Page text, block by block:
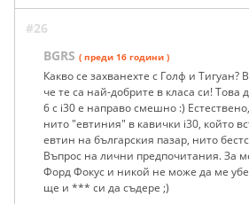
#26
BGRS ( преди 16 години )
Какво се захванехте с Голф и Тигуан?
че те са най-добрите в класа си! Това
6 с i30 е направо смешно :)
нито "евтиния" в кавички i30, който
евтин на българския пазар, нито
Въпрос на лични предпочитания. За
Форд Фокус и никой не може да ме
ще и *** си да съдере ;)